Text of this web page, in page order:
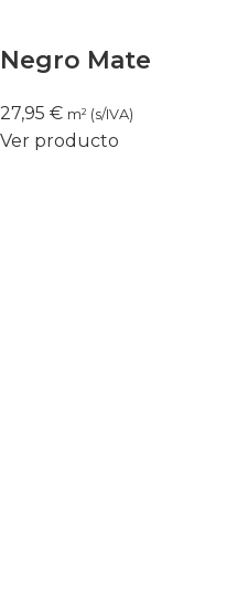
Negro Mate
27,95 € m² (s/IVA)
Ver producto